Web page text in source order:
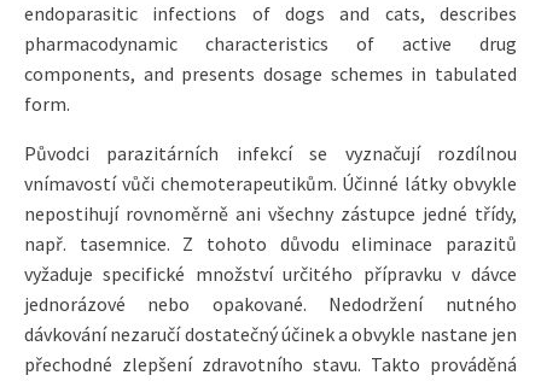
endoparasitic infections of dogs and cats, describes
pharmacodynamic characteristics of active drug
components, and presents dosage schemes in tabulated
form.
Původci parazitárních infekcí se vyznačují rozdílnou
vnímavostí vůči chemoterapeutikům. Účinné látky obvykle
nepostihují rovnoměrně ani všechny zástupce jedné třídy,
např. tasemnice. Z tohoto důvodu eliminace parazitů
vyžaduje specifické množství určitého přípravku v dávce
jednorázové nebo opakované. Nedodržení nutného
dávkování nezaručí dostatečný účinek a obvykle nastane jen
přechodné zlepšení zdravotního stavu. Takto prováděná